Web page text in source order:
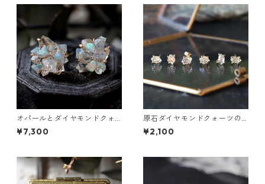
オパールとダイヤモンドクォ
ーツのピアス
¥7,300
原石ダイヤモンドクォーツの
プチピアス（一粒/片方）
¥2,100